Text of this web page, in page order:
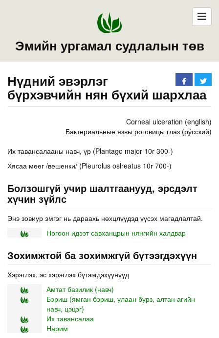
Эмийн ургамал судлалын төв
Нүдний эвэрлэг
бүрхэвчийн нян бүхий шархлаа
Corneal ulceration (english)
Бактериальные язвы роговицы глаз (ру́сский)
Их тавансалааны навч, үр (Plantago major 10г 300-)
Хясаа мөөг /вешенки/ (Pleurolus oslreatus 10г 700-)
Болзошгүй учир шалтгаанууд, эрсдэлт
хүчин зүйлс
Энэ зовиур эмгэг нь дараахь нөхцлүүдэд үүсэх магадлалтай.
Ногоон идээт савханцрын нянгийн халдвар
Зохимжтой ба зохимжгүй бүтээгдэхүүн
Хэрэглэх, эс хэрэглэх бүтээгдэхүүнүүд
Амтат базилик (навч)
Бэриш (ямган бэриш, улаан бурз, алтан агийн
навч, цэцэг)
Их тавансалаа
Нарим